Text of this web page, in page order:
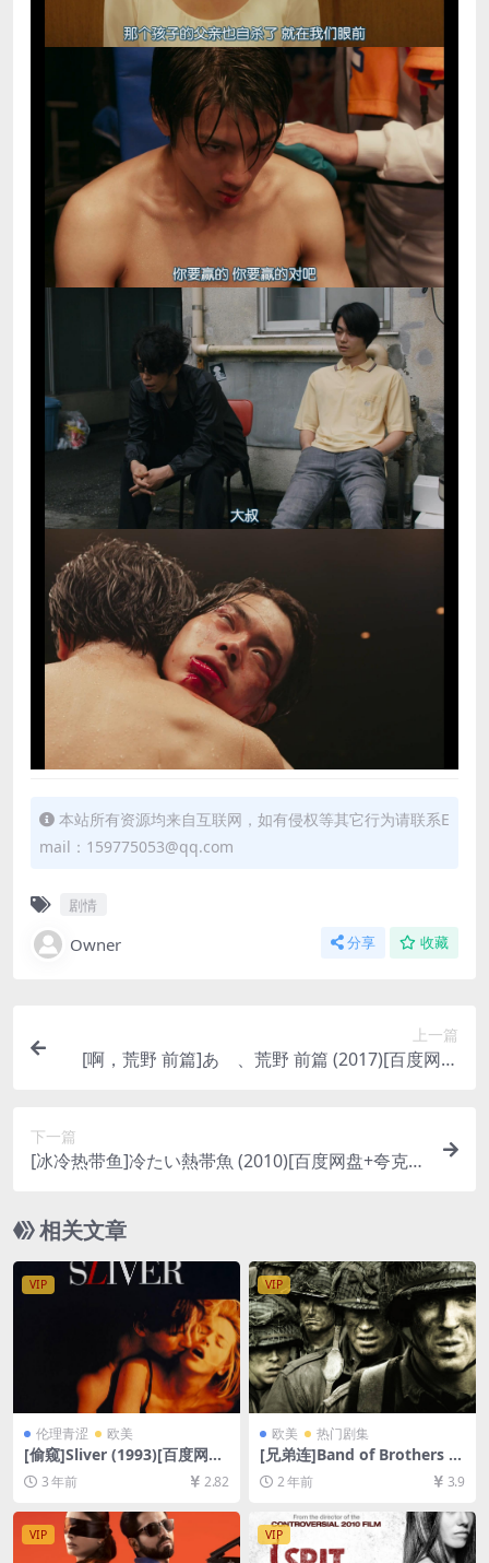
本站所有资源均来自互联网，如有侵权等其它行为请联系E
mail：159775053@qq.com
剧情
Owner 分享 收藏
上一篇
[啊，荒野 前篇]あゝ、荒野 前篇 (2017)[百度网盘
下一篇
[冰冷热带鱼]冷たい熱帯魚 (2010)[百度网盘+夸克网
[日语中字]
相关文章
VIP
伦理青涩 欧美
[偷窥]Sliver (1993)[百度网盘
+夸克网盘1080P超清未删减
资源][网盘在线播放/下载][MP
4/6.6GB][中英字幕]
3 年前 2.82
VIP
欧美 热门剧集
[兄弟连]Band of Brothers (2
001)[百度网盘+夸克网盘1080
P超清未删减资源][网盘在线播
放/下载][MP4/41GB][中英字
幕]
2 年前 3.9
VIP VIP